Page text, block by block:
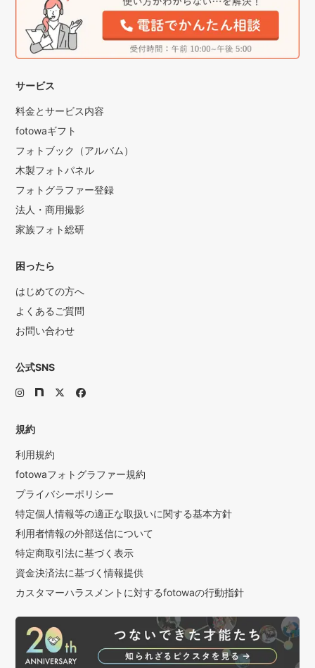
サービス
料金とサービス内容
fotowaギフト
フォトブック（アルバム）
木製フォトパネル
フォトグラファー登録
法人・商用撮影
家族フォト総研
困ったら
はじめての方へ
よくあるご質問
お問い合わせ
公式SNS
規約
利用規約
fotowaフォトグラファー規約
プライバシーポリシー
特定個人情報等の適正な取扱いに関する基本方針
利用者情報の外部送信について
特定商取引法に基づく表示
資金決済法に基づく情報提供
カスタマーハラスメントに対するfotowaの行動指針